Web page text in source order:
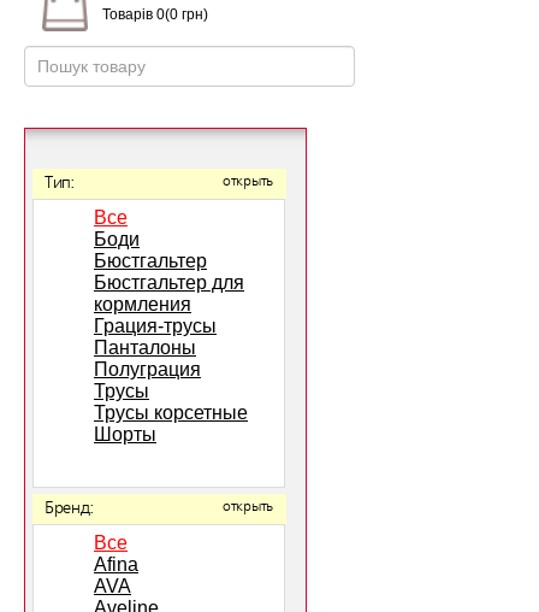
Товарів 0(0 грн)
Тип: открыть
Все
Боди
Бюстгальтер
Бюстгальтер для
кормления
Грация-трусы
Панталоны
Полуграция
Трусы
Трусы корсетные
Шорты
Бренд: открыть
Все
Afina
AVA
Aveline